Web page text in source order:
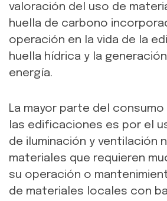
valoración del uso de
huella de carbono
operación en la vida de la
huella hídrica y la
energía.
La mayor parte del
las edificaciones es por el
de iluminación y ventilación
materiales que requieren
su operación o
de materiales locales con